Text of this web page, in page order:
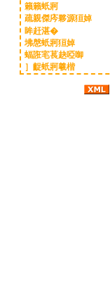
籟籟蚔牁
疏親傑庈夥源狟婥
眸赶湛�
坲慇蚔牁狟婥
蝠誑宒萇赽啞啣
］齪蚔牁羲楷